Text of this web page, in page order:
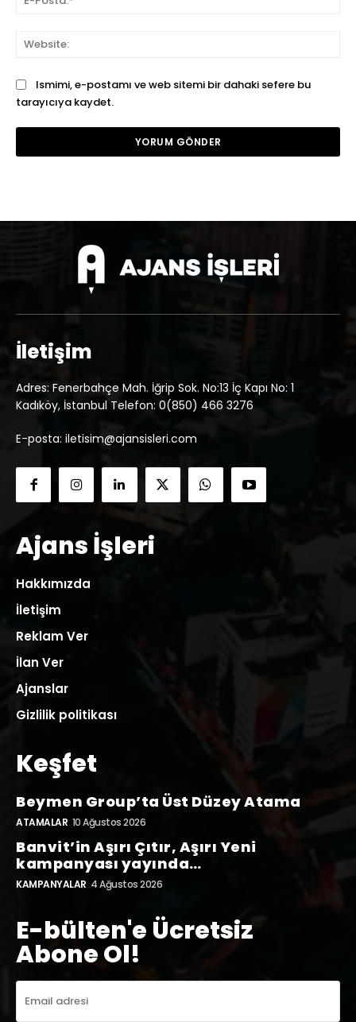
Ismimi, e-postamı ve web sitemi bir dahaki sefere bu
tarayıcıya kaydet.
İletişim
Adres: Fenerbahçe Mah. İğrip Sok. No:13 İç Kapı No: 1
Kadıköy, İstanbul Telefon: 0(850) 466 3276
E-posta: iletisim@ajansisleri.com
Ajans İşleri
Hakkımızda
İletişim
Reklam Ver
İlan Ver
Ajanslar
Gizlilik politikası
Keşfet
Beymen Group’ta Üst Düzey Atama
ATAMALAR 10 Ağustos 2026
Banvit’in Aşırı Çıtır, Aşırı Yeni
kampanyası yayında…
KAMPANYALAR 4 Ağustos 2026
E-bülten'e Ücretsiz
Abone Ol!